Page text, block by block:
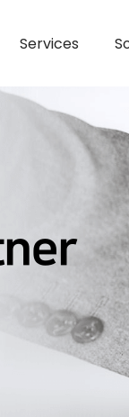
Services